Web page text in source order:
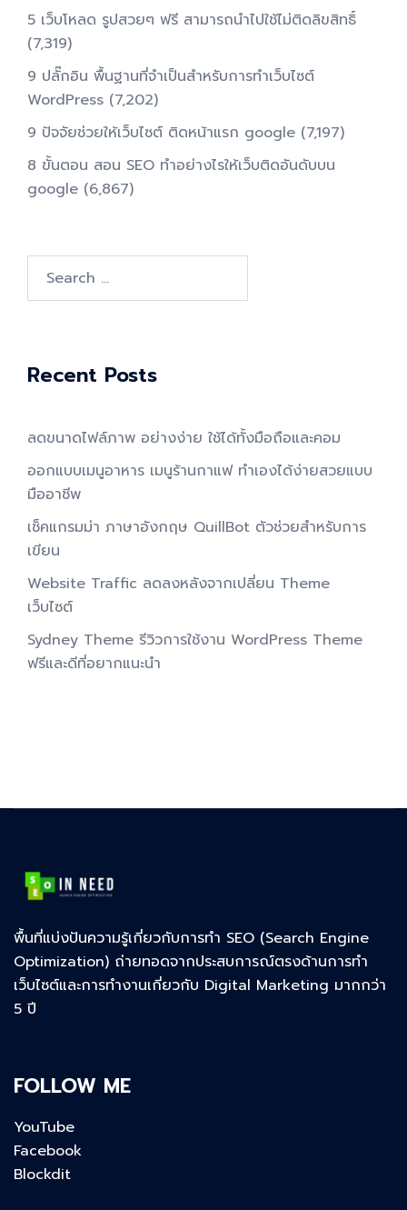
5 เว็บโหลด รูปสวยๆ ฟรี สามารถนำไปใช้ไม่ติดลิขสิทธิ์
(7,319)
9 ปลั๊กอิน พื้นฐานที่จำเป็นสำหรับการทําเว็บไซต์
WordPress (7,202)
9 ปัจจัยช่วยให้เว็บไซต์ ติดหน้าแรก google (7,197)
8 ขั้นตอน สอน SEO ทําอย่างไรให้เว็บติดอันดับบน
google (6,867)
for:
Recent Posts
ลดขนาดไฟล์ภาพ อย่างง่าย ใช้ได้ทั้งมือถือและคอม
ออกแบบเมนูอาหาร เมนูร้านกาแฟ ทำเองได้ง่ายสวยแบบ
มืออาชีพ
เช็คแกรมม่า ภาษาอังกฤษ QuillBot ตัวช่วยสำหรับการ
เขียน
Website Traffic ลดลงหลังจากเปลี่ยน Theme
เว็บไซต์
Sydney Theme รีวิวการใช้งาน WordPress Theme
ฟรีและดีที่อยากแนะนำ
พื้นที่แบ่งปันความรู้เกี่ยวกับการทำ SEO (Search Engine
Optimization) ถ่ายทอดจากประสบการณ์ตรงด้านการทำ
เว็บไซต์และการทำงานเกี่ยวกับ Digital Marketing มากกว่า
5 ปี
FOLLOW ME
YouTube
Facebook
Blockdit